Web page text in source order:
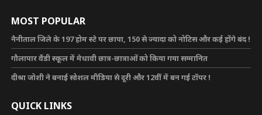
MOST POPULAR
नैनीताल जिले के 197 होम स्टे पर छापा, 150 से ज्यादा को नोटिस और कई होंगे बंद !
गौलापार वैंडी स्कूल में मेधावी छात्र-छात्राओं को किया गया सम्मानित
दीश्रा जोशी ने बनाई सोशल मीडिया से दूरी और 12वीं में बन गई टॉपर !
QUICK LINKS